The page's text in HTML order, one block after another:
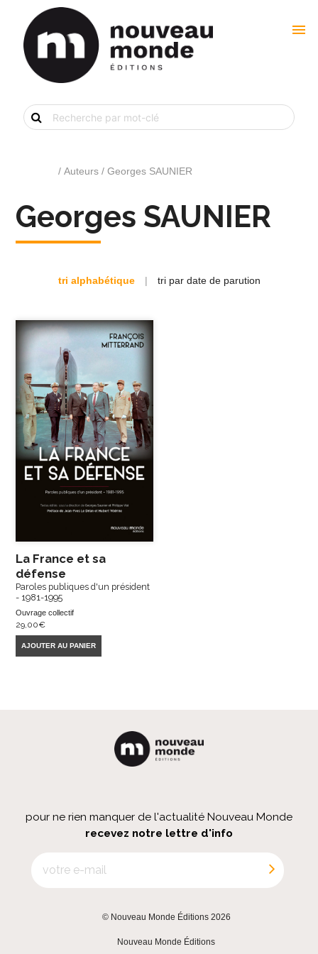
menu
Recherche
de
livre
/ Auteurs / Georges SAUNIER
Georges SAUNIER
tri alphabétique | tri par date de parution
La France et sa
défense
Paroles publiques d'un président
- 1981-1995
Ouvrage collectif
29,00€
AJOUTER AU PANIER
pour ne rien manquer de l'actualité Nouveau Monde
recevez notre lettre d'info
© Nouveau Monde Éditions 2026
Nouveau Monde Éditions